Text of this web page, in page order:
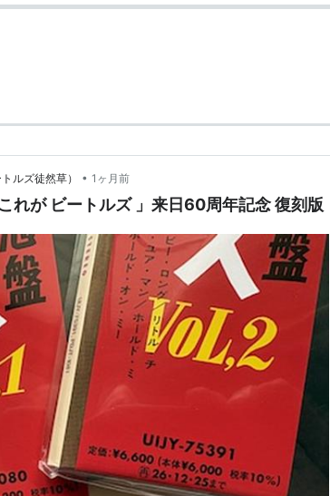
ルズ徒然草） • 1ヶ月前
れが ビートルズ 」来日60周年記念 復刻版